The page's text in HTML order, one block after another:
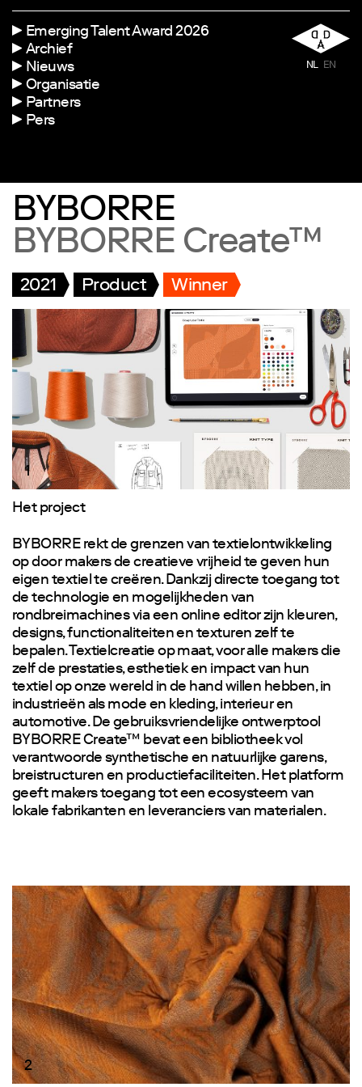
Emerging Talent Award 2026
Archief
Nieuws
Organisatie
Partners
Pers
NL EN
BYBORRE
BYBORRE Create™
2021 Product Winner
1
Het project
BYBORRE rekt de grenzen van textielontwikkeling
op door makers de creatieve vrijheid te geven hun
eigen textiel te creëren. Dankzij directe toegang tot
de technologie en mogelijkheden van
rondbreimachines via een online editor zijn kleuren,
designs, functionaliteiten en texturen zelf te
bepalen. Textielcreatie op maat, voor alle makers die
zelf de prestaties, esthetiek en impact van hun
textiel op onze wereld in de hand willen hebben, in
industrieën als mode en kleding, interieur en
automotive. De gebruiksvriendelijke ontwerptool
BYBORRE Create™ bevat een bibliotheek vol
verantwoorde synthetische en natuurlijke garens,
breistructuren en productiefaciliteiten. Het platform
geeft makers toegang tot een ecosysteem van
lokale fabrikanten en leveranciers van materialen.
2